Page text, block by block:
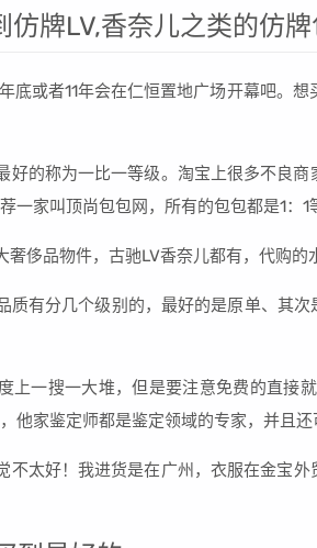
仿牌LV,香奈儿之类的仿
底或者11年会在仁恒置地广场开幕吧。
好的称为一比一等级。淘宝上很多不良
一家叫顶尚包包网，所有的包包都是1：1
侈品物件，古驰LV香奈儿都有，代购的
质有分几个级别的，最好的是原单、其
上一搜一大堆，但是要注意免费的直接
他家鉴定师都是鉴定领域的专家，并且还
不太好！我进货是在广州，衣服在金宝